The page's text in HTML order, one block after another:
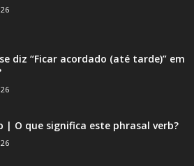
diz “Ficar acordado (até tarde)” em
| O que significa este phrasal verb?